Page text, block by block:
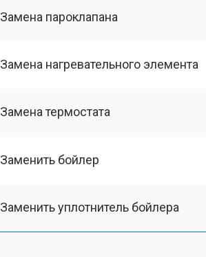
Замена пароклапана
Замена нагревательного элемента
Замена термостата
Заменить бойлер
Заменить уплотнитель бойлера